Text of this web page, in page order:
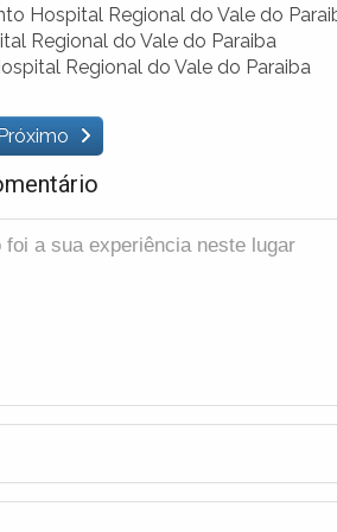
Hospital Regional do Vale do
Regional do Vale do Paraiba
Regional do Vale do Paraiba